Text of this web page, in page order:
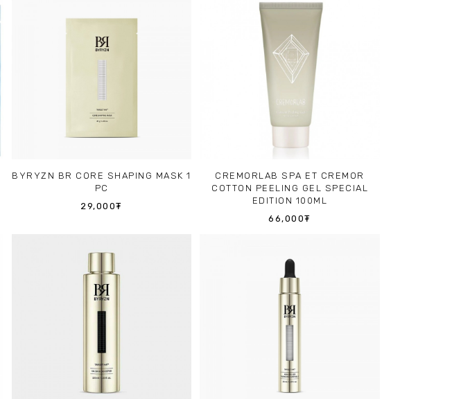
BYRYZN BR CORE SHAPING MASK 1
PC
29,000₮
CREMORLAB SPA ET CREMOR
COTTON PEELING GEL SPECIAL
EDITION 100ML
66,000₮